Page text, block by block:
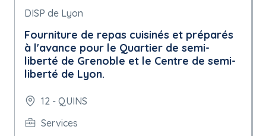
DISP de Lyon
Fourniture de repas cuisinés et préparés
à l'avance pour le Quartier de semi-
liberté de Grenoble et le Centre de semi-
liberté de Lyon.
12 - QUINS
Services